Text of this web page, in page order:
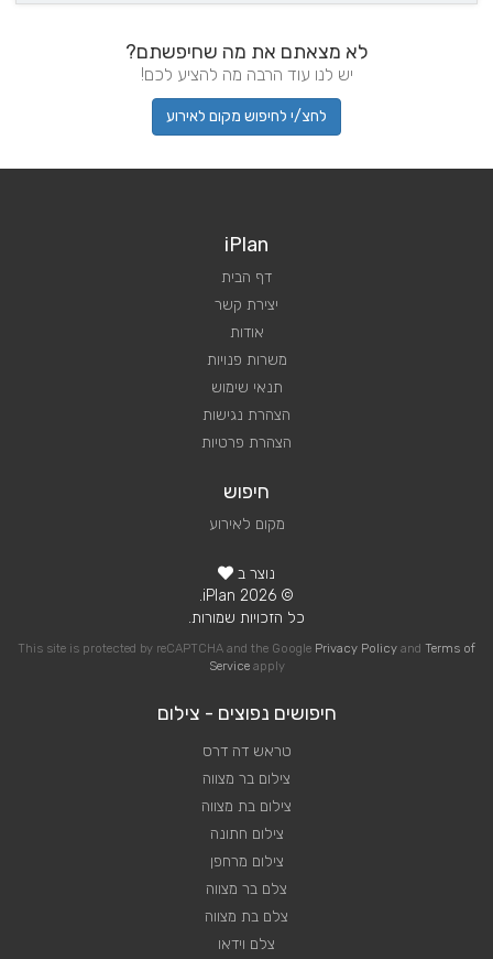
לא מצאתם את מה שחיפשתם?
יש לנו עוד הרבה מה להציע לכם!
לחצ/י לחיפוש מקום לאירוע
iPlan
דף הבית
יצירת קשר
אודות
משרות פנויות
תנאי שימוש
הצהרת נגישות
הצהרת פרטיות
חיפוש
מקום לאירוע
נוצר ב
© 2026 iPlan.
כל הזכויות שמורות.
This site is protected by reCAPTCHA and the Google Privacy Policy and Terms of
Serviceapply
חיפושים נפוצים - צילום
טראש דה דרס
צילום בר מצווה
צילום בת מצווה
צילום חתונה
צילום מרחפן
צלם בר מצווה
צלם בת מצווה
צלם וידאו